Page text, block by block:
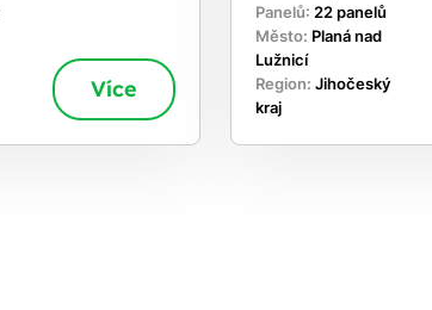
Více
Panelů: 22 panelů
Město: Planá nad
Lužnicí
Region: Jihočeský
kraj